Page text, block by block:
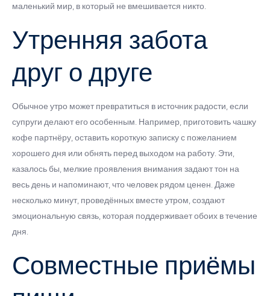
маленький мир, в который не вмешивается никто.
Утренняя забота
друг о друге
Обычное утро может превратиться в источник радости, если
супруги делают его особенным. Например, приготовить чашку
кофе партнёру, оставить короткую записку с пожеланием
хорошего дня или обнять перед выходом на работу. Эти,
казалось бы, мелкие проявления внимания задают тон на
весь день и напоминают, что человек рядом ценен. Даже
несколько минут, проведённых вместе утром, создают
эмоциональную связь, которая поддерживает обоих в течение
дня.
Совместные приёмы